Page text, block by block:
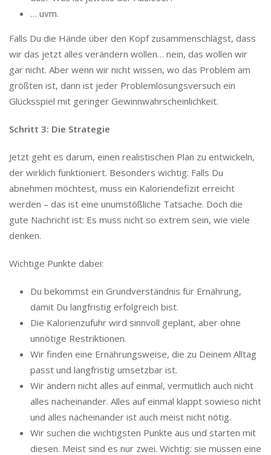
… uvm.
Falls Du die Hände über den Kopf zusammenschlägst, dass
wir das jetzt alles verändern wollen… nein, das wollen wir
gar nicht. Aber wenn wir nicht wissen, wo das Problem am
größten ist, dann ist jeder Problemlösungsversuch ein
Glücksspiel mit geringer Gewinnwahrscheinlichkeit.
Schritt 3: Die Strategie
Jetzt geht es darum, einen realistischen Plan zu entwickeln,
der wirklich funktioniert. Besonders wichtig: Falls Du
abnehmen möchtest, muss ein Kaloriendefizit erreicht
werden – das ist eine unumstößliche Tatsache. Doch die
gute Nachricht ist: Es muss nicht so extrem sein, wie viele
denken.
Wichtige Punkte dabei:
Du bekommst ein Grundverständnis für Ernährung,
damit Du langfristig erfolgreich bist.
Die Kalorienzufuhr wird sinnvoll geplant, aber ohne
unnötige Restriktionen.
Wir finden eine Ernährungsweise, die zu Deinem Alltag
passt und langfristig umsetzbar ist.
Wir ändern nicht alles auf einmal, vermutlich auch nicht
alles nacheinander. Alles auf einmal klappt sowieso nicht
und alles nacheinander ist auch meist nicht nötig.
Wir suchen die wichtigsten Punkte aus und starten mit
diesen. Meist sind es nur zwei. Wichtig: sie müssen eine